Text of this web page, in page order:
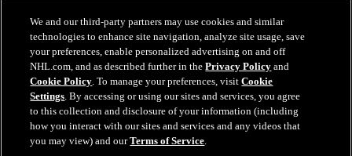
Enterprises, L.P. © LNH 2026. Tous droits réservés. Tous les
chandails d'équipe de la LNH personnalisés avec les noms des
joueurs de la LNH et leurs numéros sont officiellement sous license
de la LNH et de l'AJLNH. Le mot servant de marque Zamboni et la
configuration de la surfaceuse Zamboni sont des marques de
commerce déposées de Frank J. Zamboni & Co., Inc. © Frank J.
Zamboni & Co., Inc. 2026. Tous droits réservés. Toute autre marque
déposée ou tout droit d'auteur d'une tierce partie sont la propriété de
leurs auteurs respectifs. Tous droits réservés.
We and our third-party partners may use cookies and similar
technologies to enhance site navigation, analyze site usage, save
your preferences, enable personalized advertising on and off
NHL.com, and as described further in thePrivacy Policy and
Cookie Policy. To manage your preferences, visitCookie
Settings. By accessing or using our sites and services, you agree
to this collection and disclosure of your information (including
how you interact with our sites and services and any videos that
you may view) and ourTerms of Service.